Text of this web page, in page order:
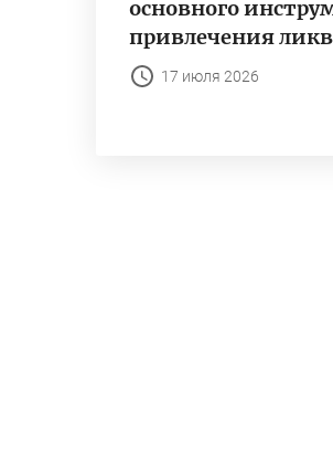
основного
привлечения
17 июля 2026